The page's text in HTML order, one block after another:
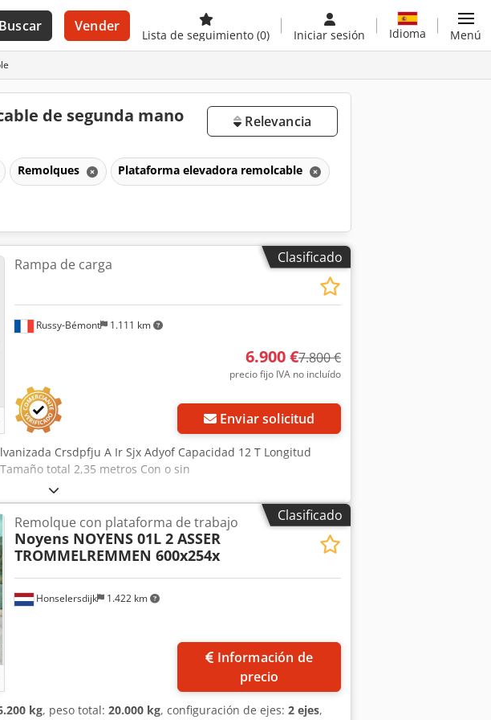
Buscar Vender
Lista de seguimiento (0) Iniciar sesión Idioma Menú
de segunda mano
Relevancia
Remolques Plataforma elevadora remolcable
Clasificado
Russy-Bémont 1.111 km
Rampa de carga
6.900 €7.800 €
precio fijo IVA no incluído
Enviar solicitud
Crsdpfju A Ir Sjx Adyof Capacidad 12 T Longitud
total 2,35 metros Con o sin
Clasificado
Honselersdijk 1.422 km
Remolque con plataforma de trabajo
Noyens NOYENS 01L 2 ASSER
TROMMELREMMEN 600x254x
precio
kg, peso total: 20.000 kg, configuración de ejes: 2 ejes,